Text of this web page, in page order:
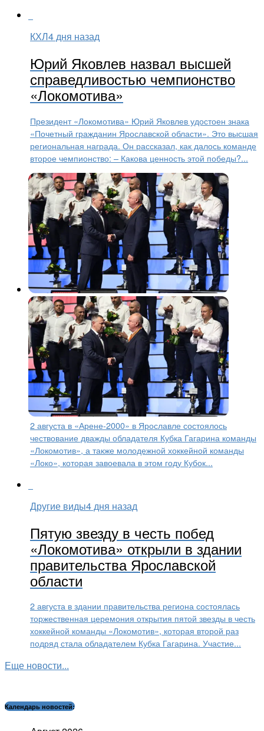
КХЛ4 дня назад
Юрий Яковлев назвал высшей
справедливостью чемпионство
«Локомотива»
Президент «Локомотива» Юрий Яковлев удостоен знака
«Почетный гражданин Ярославской области». Это высшая
региональная награда. Он рассказал, как далось команде
второе чемпионство: – Какова ценность этой победы?...
Другие виды4 дня назад
Площадь у «Арены-2000» в
Ярославле станет площадью
Чемпионов
2 августа в «Арене-2000» в Ярославле состоялось
чествование дважды обладателя Кубка Гагарина команды
«Локомотив», а также молодежной хоккейной команды
«Локо», которая завоевала в этом году Кубок...
Другие виды4 дня назад
Пятую звезду в честь побед
«Локомотива» открыли в здании
правительства Ярославской
области
2 августа в здании правительства региона состоялась
торжественная церемония открытия пятой звезды в честь
хоккейной команды «Локомотив», которая второй раз
подряд стала обладателем Кубка Гагарина. Участие...
Еще новости...
Календарь новостей: